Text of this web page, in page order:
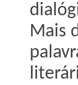
Mais